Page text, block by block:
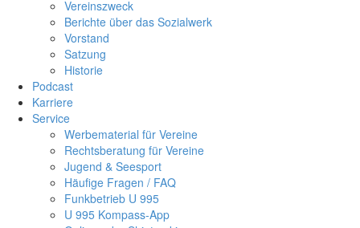
Vereinszweck
Berichte über das Sozialwerk
Vorstand
Satzung
Historie
Podcast
Karriere
Service
Werbematerial für Vereine
Rechtsberatung für Vereine
Jugend & Seesport
Häufige Fragen / FAQ
Funkbetrieb U 995
U 995 Kompass-App